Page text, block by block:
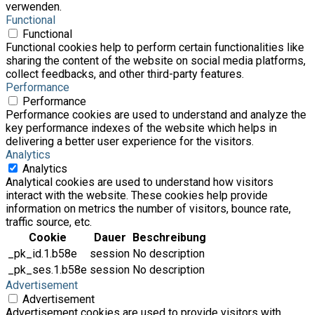
verwenden.
Functional
Functional
Functional cookies help to perform certain functionalities like
sharing the content of the website on social media platforms,
collect feedbacks, and other third-party features.
Performance
Performance
Performance cookies are used to understand and analyze the
key performance indexes of the website which helps in
delivering a better user experience for the visitors.
Analytics
Analytics
Analytical cookies are used to understand how visitors
interact with the website. These cookies help provide
information on metrics the number of visitors, bounce rate,
traffic source, etc.
Cookie
Dauer
Beschreibung
_pk_id.1.b58e
session No description
_pk_ses.1.b58e session No description
Advertisement
Advertisement